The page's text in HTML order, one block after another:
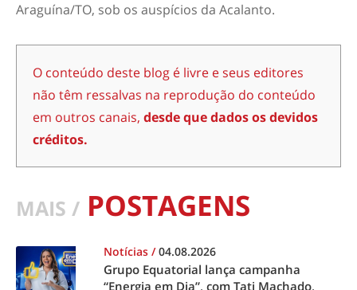
Araguína/TO, sob os auspícios da Acalanto.
O conteúdo deste blog é livre e seus editores
não têm ressalvas na reprodução do conteúdo
em outros canais, desde que dados os devidos
créditos.
MAIS / POSTAGENS
Notícias /04.08.2026
Grupo Equatorial lança campanha
“Energia em Dia”, com Tati Machado,